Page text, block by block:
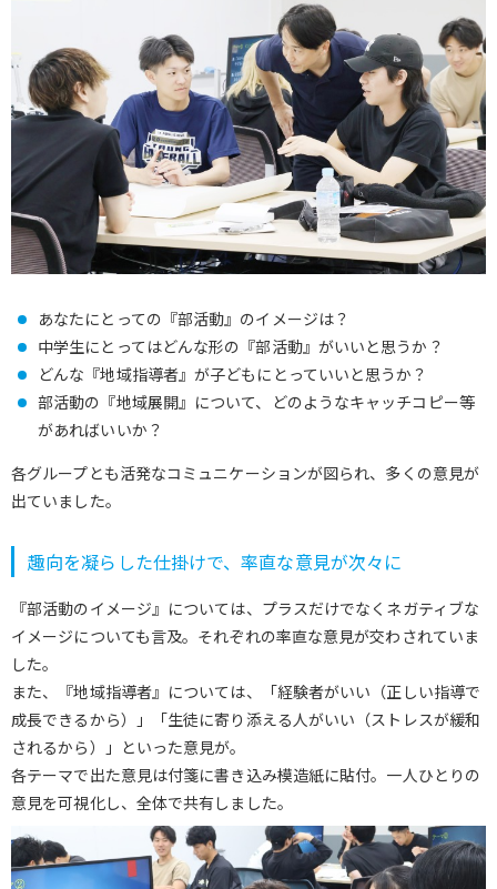
あなたにとっての『部活動』のイメージは？
中学生にとってはどんな形の『部活動』がいいと思うか？
どんな『地域指導者』が子どもにとっていいと思うか？
部活動の『地域展開』について、どのようなキャッチコピー等
があればいいか？
各グループとも活発なコミュニケーションが図られ、多くの意見が
出ていました。
趣向を凝らした仕掛けで、率直な意見が次々に
『部活動のイメージ』については、プラスだけでなくネガティブな
イメージについても言及。それぞれの率直な意見が交わされていま
した。
また、『地域指導者』については、「経験者がいい（正しい指導で
成長できるから）」「生徒に寄り添える人がいい（ストレスが緩和
されるから）」といった意見が。
各テーマで出た意見は付箋に書き込み模造紙に貼付。一人ひとりの
意見を可視化し、全体で共有しました。